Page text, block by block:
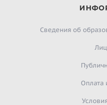
Сведения об
Оплата